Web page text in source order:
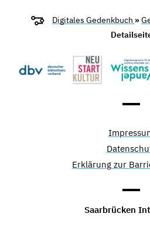
Digitales Gedenkbuch »
Erklärung zur
Saarbrücken